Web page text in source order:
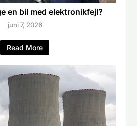
en bil med elektronikfejl?
juni 7, 2026
Read More